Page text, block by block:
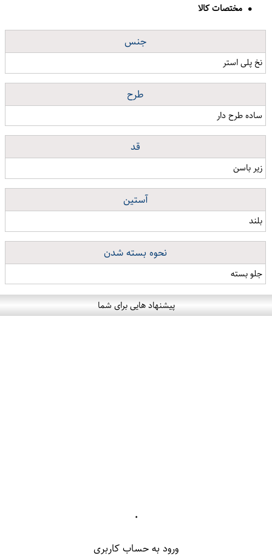
مختصات کالا
جنس
نخ پلی استر
طرح
ساده طرح دار
قد
زیر باسن
آستین
بلند
نحوه بسته شدن
جلو بسته
پیشنهاد هایی برای شما
۰
ورود به حساب کاربری